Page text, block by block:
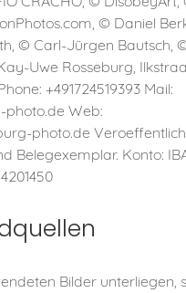
© Daniel
© Carl-Jürgen Bautsch,
Uwe Rosseburg,
+491724519393 Mail:
photo.de Web:
photo.de
Belegexemplar. Konto:
Bilder unterliegen,